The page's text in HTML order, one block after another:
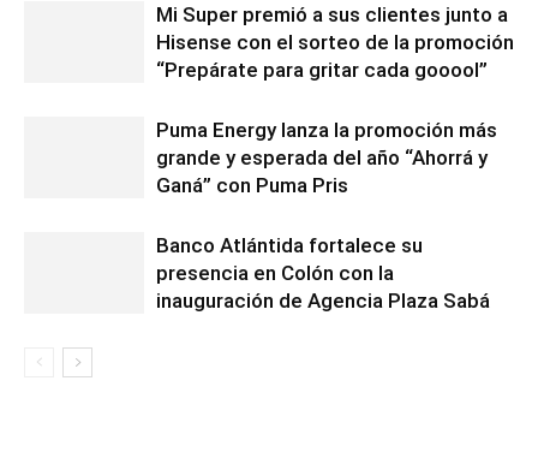
Mi Super premió a sus clientes junto a
Hisense con el sorteo de la promoción
“Prepárate para gritar cada gooool”
Puma Energy lanza la promoción más
grande y esperada del año “Ahorrá y
Ganá” con Puma Pris
Banco Atlántida fortalece su
presencia en Colón con la
inauguración de Agencia Plaza Sabá